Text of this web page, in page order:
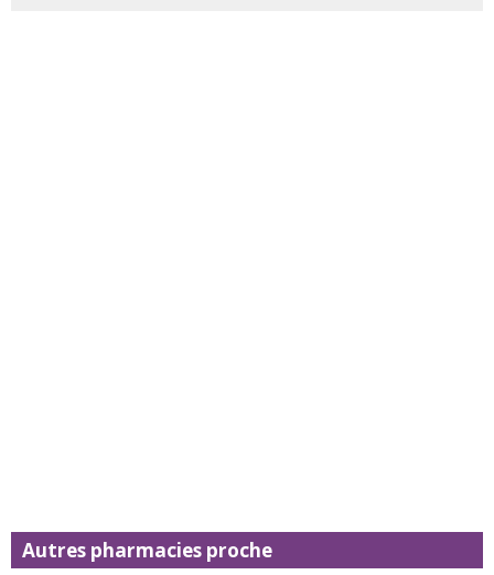
Autres pharmacies proche